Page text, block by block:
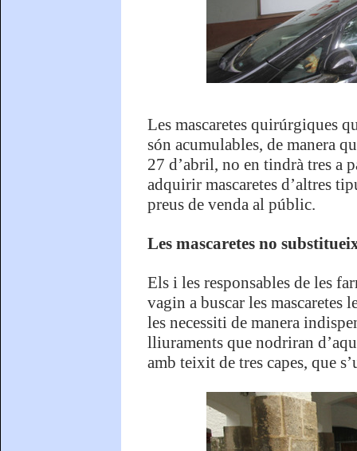
Les mascaretes quirúrgiques
són acumulables, de manera
27 d’abril, no en tindrà tres a
adquirir mascaretes d’altres
preus de venda al públic.
Les mascaretes no
Els i les responsables de les
vagin a buscar les mascaretes
les necessiti de manera
lliuraments que nodriran
amb teixit de tres capes, que